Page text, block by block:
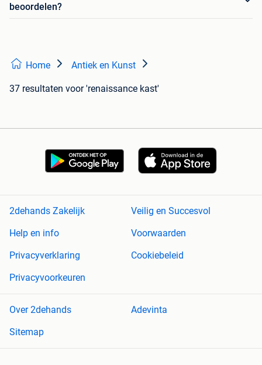
beoordelen?
Home Antiek en Kunst
37 resultaten voor 'renaissance kast'
2dehands Zakelijk
Veilig en Succesvol
Help en info
Voorwaarden
Privacyverklaring
Cookiebeleid
Privacyvoorkeuren
Over 2dehands
Adevinta
Sitemap